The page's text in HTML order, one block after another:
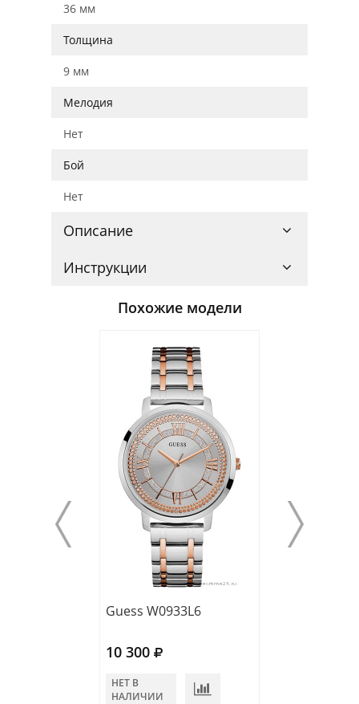
36 мм
Толщина
9 мм
Мелодия
Нет
Бой
Нет
Описание
Инструкции
Похожие модели
Guess W0933L6
10 300
НЕТ В
НАЛИЧИИ